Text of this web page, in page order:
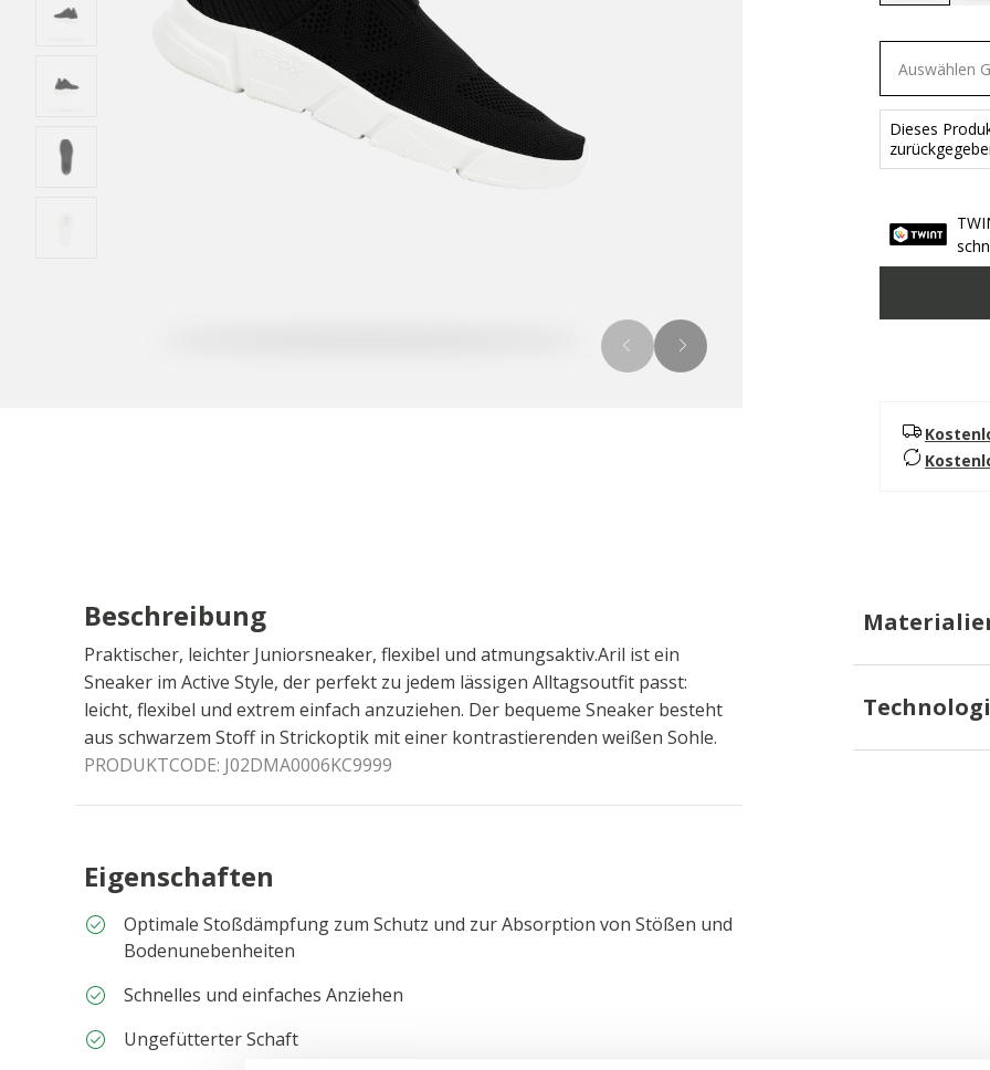
Auswählen
Dieses
Beschreibung
Praktischer, leichter Juniorsneaker, flexibel und atmungsaktiv.Aril ist ein
Sneaker im Active Style, der perfekt zu jedem lässigen Alltagsoutfit passt:
leicht, flexibel und extrem einfach anzuziehen. Der bequeme Sneaker besteht
aus schwarzem Stoff in Strickoptik mit einer kontrastierenden weißen Sohle.
PRODUKTCODE: J02DMA0006KC9999
Eigenschaften
Optimale Stoßdämpfung zum Schutz und zur Absorption von Stößen und
Bodenunebenheiten
Schnelles und einfaches Anziehen
Ungefütterter Schaft